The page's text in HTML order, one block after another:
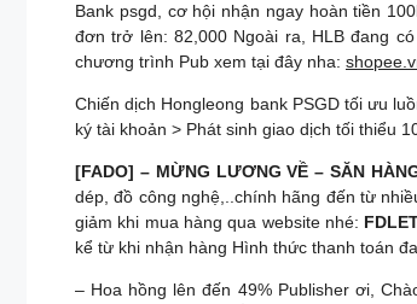
Bank psgd, cơ hội nhận ngay hoàn tiền
đơn trở lên: 82,000 Ngoài ra, HLB đang
chương trình Pub xem tại đây nha:
Chiến dịch Hongleong bank PSGD tối ưu
ký tài khoản > Phát sinh giao dịch tối thiểu
[FADO] – MỪNG LƯƠNG VỀ – SĂN
dép, đồ công nghệ,..chính hãng đến từ
giảm khi mua hàng qua website nhé:
kể từ khi nhận hàng Hình thức thanh toán
– Hoa hồng lên đến 49% Publisher ơi,